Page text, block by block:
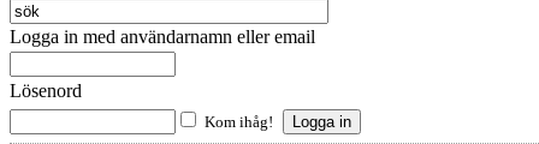
Logga in med användarnamn eller email
Lösenord
Kom ihåg!